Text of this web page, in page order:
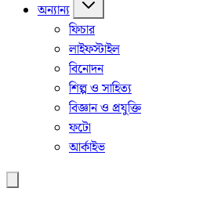
অন্যান্য
ফিচার
লাইফস্টাইল
বিনোদন
শিল্প ও সাহিত্য
বিজ্ঞান ও প্রযুক্তি
ফটো
আর্কাইভ